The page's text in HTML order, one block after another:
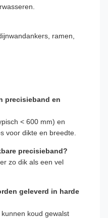
ramen,
precisieband en
< 600 mm) en
voor dikte en breedte.
precisieband?
zo dik als een vel
geleverd in harde
koud gewalst